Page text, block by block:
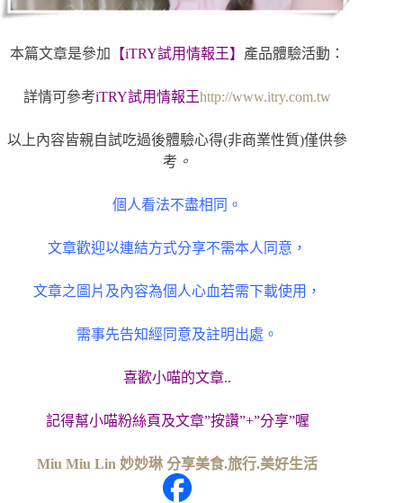
本篇文章是參加 【iTRY試用情報王】 產品體驗活動：
詳情可參考iTRY試用情報王http://www.itry.com.tw
以上內容皆親自試吃過後體驗心得(非商業性質)僅供參
考 。
個人看法不盡相同。
文章歡迎以連結方式分享不需本人同意，
文章之圖片及內容為個人心血若需下載使用，
需事先告知經同意及註明出處。
喜歡小喵的文章..
記得幫小喵粉絲頁及文章”按讚”+”分享”喔
Miu Miu Lin 妙妙琳 分享美食.旅行.美好生活